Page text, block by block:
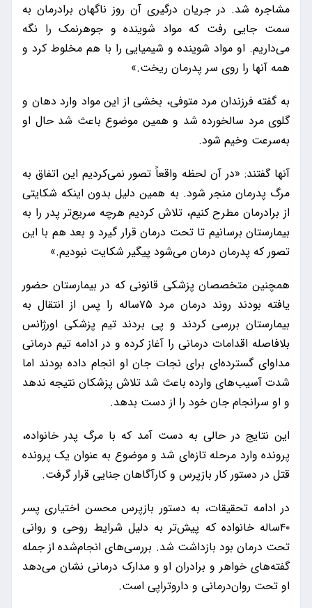
مشاجره شد. در جریان درگیری آن روز ناگهان برادرمان به
سمت جایی رفت که مواد شوینده و جوهرنمک را نگه‌
می‌داریم. او مواد شوینده و شیمیایی را با هم مخلوط کرد و
همه آنها را روی سر پدرمان ریخت.»
به گفته فرزندان مرد متوفی، بخشی از این مواد وارد دهان و
گلوی مرد سالخورده شد و همین موضوع باعث شد حال او
به‌سرعت وخیم شود.
آنها گفتند: «در آن لحظه واقعاً تصور نمی‌کردیم این اتفاق به
مرگ پدرمان منجر شود. به همین دلیل بدون اینکه شکایتی
از برادرمان مطرح کنیم، تلاش کردیم هرچه سریع‌تر پدر را به
بیمارستان برسانیم تا تحت درمان قرار گیرد و بعد هم با این
تصور که پدرمان درمان می‌شود پیگیر شکایت نبودیم.»
همچنین متخصصان پزشکی قانونی که در بیمارستان حضور
یافته بودند روند درمان مرد ۷۵ساله را پس از انتقال به
بیمارستان بررسی کردند و پی بردند تیم پزشکی اورژانس
بلافاصله اقدامات درمانی را آغاز کرده و در ادامه تیم درمانی
مداوای گسترده‌ای برای نجات جان او انجام داده بودند اما
شدت آسیب‌های وارده باعث شد تلاش پزشکان نتیجه ندهد
و او سرانجام جان خود را از دست بدهد.
این نتایج در حالی به دست آمد که با مرگ پدر خانواده،
پرونده وارد مرحله تازه‌ای شد و موضوع به عنوان یک پرونده
قتل در دستور کار بازپرس و کارآگاهان جنایی قرار گرفت.
در ادامه تحقیقات، به دستور بازپرس محسن اختیاری پسر
۴۰ساله خانواده که پیش‌تر به دلیل شرایط روحی و روانی
تحت درمان بود بازداشت شد. بررسی‌های انجام‌شده از جمله
گفته‌های خواهر و برادران او و مدارک درمانی نشان می‌دهد
او تحت روان‌درمانی و داروتراپی است.